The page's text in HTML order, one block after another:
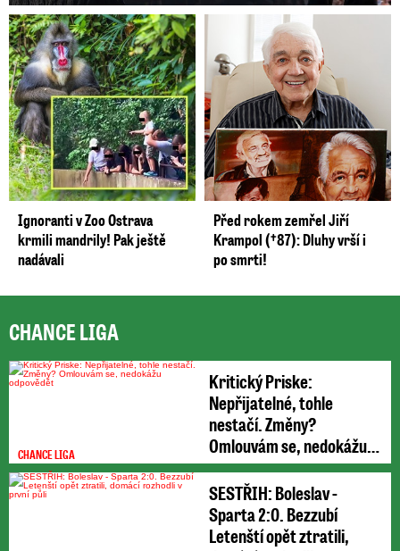
Ignoranti v Zoo Ostrava
krmili mandrily! Pak ještě
nadávali
Před rokem zemřel Jiří
Krampol (†87): Dluhy vrší i
po smrti!
CHANCE LIGA
CHANCE LIGA
Kritický Priske:
Nepřijatelné, tohle
nestačí. Změny?
Omlouvám se, nedokážu
odpovědět
SESTŘIH: Boleslav -
Sparta 2:0. Bezzubí
Letenští opět ztratili,